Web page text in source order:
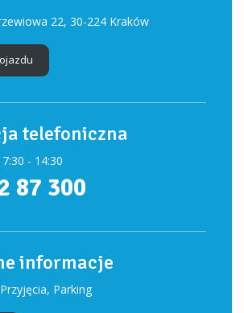
22, 30-224 Kraków
telefoniczna
- 14:30
87 300
informacje
Parking